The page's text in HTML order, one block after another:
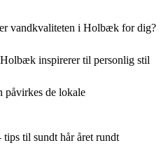
vandkvaliteten i Holbæk for dig?
inspirerer til personlig stil
påvirkes de lokale
til sundt hår året rundt